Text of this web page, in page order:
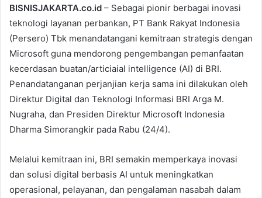
BISNISJAKARTA.co.id – Sebagai pionir berbagai inovasi
teknologi layanan perbankan, PT Bank Rakyat Indonesia
(Persero) Tbk menandatangani kemitraan strategis dengan
Microsoft guna mendorong pengembangan pemanfaatan
kecerdasan buatan/articiaial intelligence (AI) di BRI.
Penandatanganan perjanjian kerja sama ini dilakukan oleh
Direktur Digital dan Teknologi Informasi BRI Arga M.
Nugraha, dan Presiden Direktur Microsoft Indonesia
Dharma Simorangkir pada Rabu (24/4).
Melalui kemitraan ini, BRI semakin memperkaya inovasi
dan solusi digital berbasis AI untuk meningkatkan
operasional, pelayanan, dan pengalaman nasabah dalam